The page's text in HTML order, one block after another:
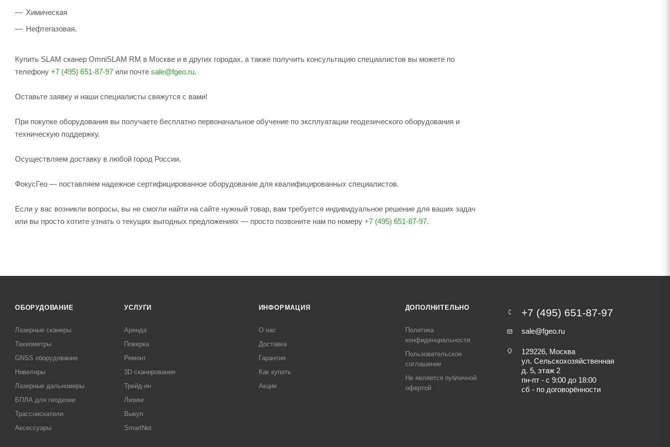
Химическая
Нефтегазовая.
Купить SLAM сканер OmniSLAM RM в Москве и в других городах, а также получить консультацию специалистов вы можете по
телефону +7 (495) 651-87-97 или почте sale@fgeo.ru.
Оставьте заявку и наши специалисты свяжутся с вами!
При покупке оборудования вы получаете бесплатно первоначальное обучение по эксплуатации геодезического оборудования и
техническую поддержку.
Осуществляем доставку в любой город России.
ФокусГео — поставляем надежное сертифицированное оборудование для квалифицированных специалистов.
Если у вас возникли вопросы, вы не смогли найти на сайте нужный товар, вам требуется индивидуальное решение для ваших задач
или вы просто хотите узнать о текущих выгодных предложениях — просто позвоните нам по номеру +7 (495) 651-87-97.
ОБОРУДОВАНИЕ
Лазерные сканеры
Тахеометры
GNSS оборудование
Нивелиры
Лазерные дальномеры
БПЛА для геодезии
Трассоискатели
Аксессуары
УСЛУГИ
Аренда
Поверка
Ремонт
3D сканирование
Трейд-ин
Лизинг
Выкуп
SmartNet
ИНФОРМАЦИЯ
О нас
Доставка
Гарантия
Как купить
Акции
ДОПОЛНИТЕЛЬНО
Политика
конфиденциальности
Пользовательское
соглашение
Не является публичной
офертой
+7 (495) 651-87-97
sale@fgeo.ru
129226, Москва
ул. Сельскохозяйственная
д. 5, этаж 2
пн-пт - с 9:00 до 18:00
сб - по договорённости